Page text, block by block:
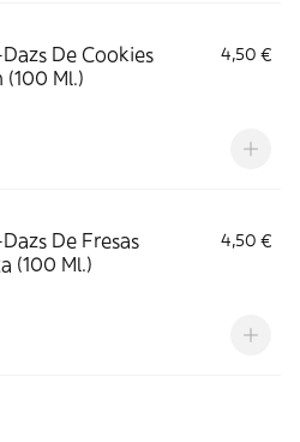
De Cookies
(100 Ml.)
4,50 €
De Fresas
(100 Ml.)
4,50 €